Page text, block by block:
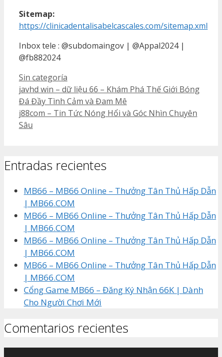
Sitemap:
https://clinicadentalisabelcascales.com/sitemap.xml
Inbox tele : @subdomaingov | @Appal2024 |
@fb882024
Categorías
Sin categoría
javhd win – dữ liệu 66 – Khám Phá Thế Giới Bóng
Đá Đầy Tình Cảm và Đam Mê
j88com – Tin Tức Nóng Hổi và Góc Nhìn Chuyên
Sâu
Entradas recientes
MB66 – MB66 Online – Thưởng Tân Thủ Hấp Dẫn
| MB66.COM
MB66 – MB66 Online – Thưởng Tân Thủ Hấp Dẫn
| MB66.COM
MB66 – MB66 Online – Thưởng Tân Thủ Hấp Dẫn
| MB66.COM
MB66 – MB66 Online – Thưởng Tân Thủ Hấp Dẫn
| MB66.COM
Cổng Game MB66 – Đăng Ký Nhận 66K | Dành
Cho Người Chơi Mới
Comentarios recientes